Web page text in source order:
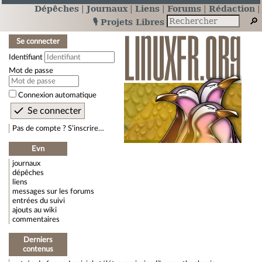
Dépêches Journaux Liens Forums
Rédaction
🎙️ Projets Libres
Se connecter
Identifiant
Mot de passe
Connexion automatique
Pas de compte ? S’inscrire…
Evn
journaux
dépêches
liens
messages sur les forums
entrées du suivi
ajouts au wiki
commentaires
Derniers
contenus